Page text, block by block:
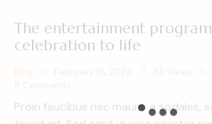
The entertainment
celebration to life
Blog
Proin faucibus nec mauris a sodales,